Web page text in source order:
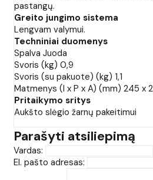
pastangų.
Greito jungimo sistema
Lengvam valymui.
Techniniai duomenys
Spalva Juoda
Svoris (kg) 0,9
Svoris (su pakuote) (kg) 1,1
Matmenys (I x P x A) (mm) 245 x
Pritaikymo sritys
Aukšto slėgio žarnų pakeitimui
Parašyti atsiliepimą
Vardas:
El. pašto adresas: